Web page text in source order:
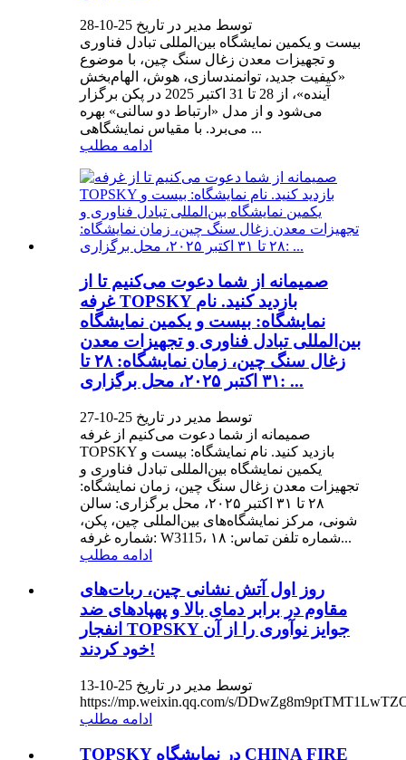
توسط مدیر در تاریخ 25-10-28
بیست و یکمین نمایشگاه بین‌المللی تبادل فناوری
و تجهیزات معدن زغال سنگ چین، با موضوع
«کیفیت جدید، توانمندسازی، هوش، الهام‌بخش
آینده»، از 28 تا 31 اکتبر 2025 در پکن برگزار
می‌شود و از مدل «ارتباط دو سالنی» بهره
می‌برد. با مقیاس نمایشگاهی ...
ادامه مطلب
صمیمانه از شما دعوت می‌کنیم تا از
غرفه TOPSKY بازدید کنید. نام
نمایشگاه: بیست و یکمین نمایشگاه
بین‌المللی تبادل فناوری و تجهیزات معدن
زغال سنگ چین، زمان نمایشگاه: ۲۸ تا
۳۱ اکتبر ۲۰۲۵، محل برگزاری: ...
توسط مدیر در تاریخ 25-10-27
صمیمانه از شما دعوت می‌کنیم از غرفه
TOPSKY بازدید کنید. نام نمایشگاه: بیست و
یکمین نمایشگاه بین‌المللی تبادل فناوری و
تجهیزات معدن زغال سنگ چین، زمان نمایشگاه:
۲۸ تا ۳۱ اکتبر ۲۰۲۵، محل برگزاری: سالن
شونی، مرکز نمایشگاه‌های بین‌المللی چین، پکن،
شماره غرفه: W3115، شماره تلفن تماس: ۱۸...
ادامه مطلب
روز اول آتش نشانی چین، ربات‌های
مقاوم در برابر دمای بالا و پهپادهای ضد
انفجار TOPSKY جوایز نوآوری را از آن
خود کردند!
توسط مدیر در تاریخ 25-10-13
https://mp.weixin.qq.com/s/
ادامه مطلب
TOPSKY در نمایشگاه CHINA FIRE